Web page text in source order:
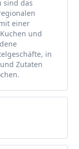
sind das
einer
und
in
Zutaten